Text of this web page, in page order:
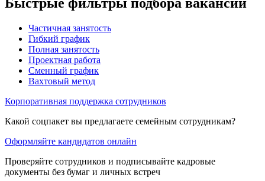
Частичная занятость
Гибкий график
Полная занятость
Проектная работа
Сменный график
Вахтовый метод
Корпоративная поддержка сотрудников
Какой соцпакет вы предлагаете семейным сотрудникам?
Оформляйте кандидатов онлайн
Проверяйте сотрудников и подписывайте кадровые
документы без бумаг и личных встреч